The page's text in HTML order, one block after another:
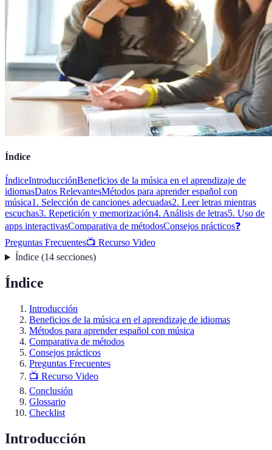
Índice
ÍndiceIntroducciónBeneficios de la música en el aprendizaje de
idiomasDatos RelevantesMétodos para aprender español con
música1. Selección de canciones adecuadas2. Leer letras mientras
escuchas3. Repetición y memorización4. Análisis de letras5. Uso de
apps interactivasComparativa de métodosConsejos prácticos❓
Preguntas Frecuentes📺 Recurso Video
Índice(14 secciones)
Índice
Introducción
Beneficios de la música en el aprendizaje de idiomas
Métodos para aprender español con música
Comparativa de métodos
Consejos prácticos
Preguntas Frecuentes
📺 Recurso Video
Conclusión
Glossario
Checklist
Introducción